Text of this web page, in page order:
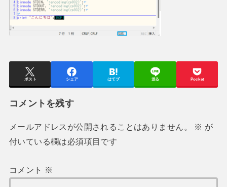
ポスト シェア はてブ 送る Pocket
コメントを残す
メールアドレスが公開されることはありません。 ※ が
付いている欄は必須項目です
コメント ※